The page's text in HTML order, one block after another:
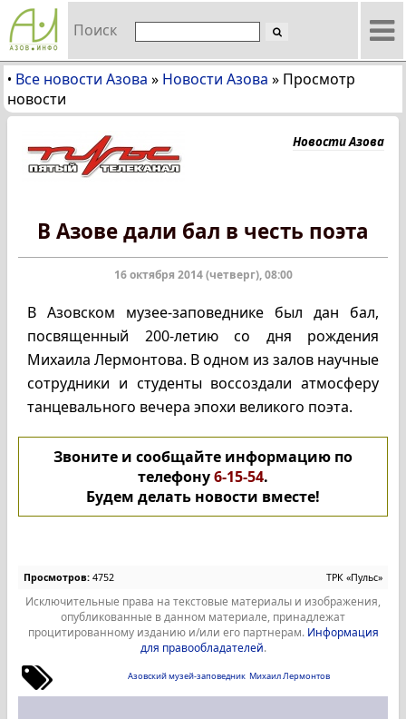
Поиск
• Все новости Азова » Новости Азова » Просмотр
новости
Новости Азова
В Азове дали бал в честь поэта
16 октября 2014 (четверг), 08:00
В Азовском музее-заповеднике был дан бал,
посвященный 200-летию со дня рождения
Михаила Лермонтова. В одном из залов научные
сотрудники и студенты воссоздали атмосферу
танцевального вечера эпохи великого поэта.
Звоните и сообщайте информацию по
телефону6-15-54.
Будем делать новости вместе!
Просмотров: 4752 ТРК «Пульс»
Исключительные права на текстовые материалы и изображения,
опубликованные в данном материале, принадлежат
процитированному изданию и/или его партнерам. Информация
для правообладателей.
Азовский музей-заповедник Михаил Лермонтов